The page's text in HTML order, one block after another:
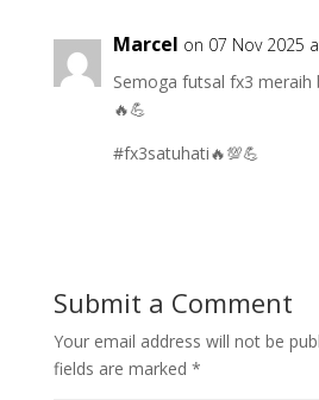
Marcel on 07 Nov 2025
Semoga futsal fx3 meraih
🔥💪
#fx3satuhati🔥💯💪
Submit a Comment
Your email address will not be
fields are marked *